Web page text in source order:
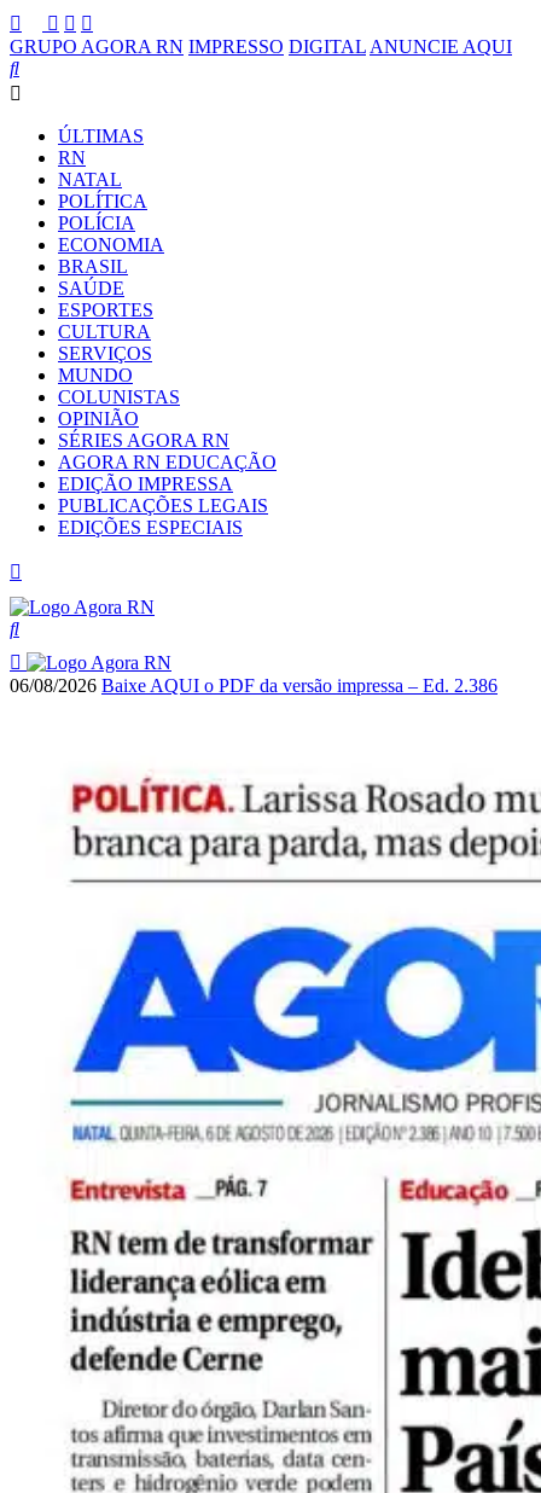
GRUPO AGORA RN IMPRESSO DIGITAL ANUNCIE AQUI
ÚLTIMAS
RN
NATAL
POLÍTICA
POLÍCIA
ECONOMIA
BRASIL
SAÚDE
ESPORTES
CULTURA
SERVIÇOS
MUNDO
COLUNISTAS
OPINIÃO
SÉRIES AGORA RN
AGORA RN EDUCAÇÃO
EDIÇÃO IMPRESSA
PUBLICAÇÕES LEGAIS
EDIÇÕES ESPECIAIS
06/08/2026 Baixe AQUI o PDF da versão impressa – Ed. 2.386